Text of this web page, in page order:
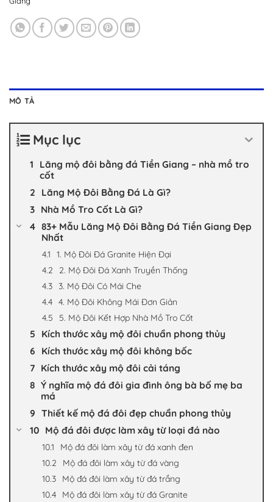
MÔ TẢ
Mục lục
Lăng mộ đôi bằng đá Tiền Giang – nhà mồ tro
cốt
Lăng Mộ Đôi Bằng Đá Là Gì?
Nhà Mồ Tro Cốt Là Gì?
83+ Mẫu Lăng Mộ Đôi Bằng Đá Tiền Giang Đẹp
Nhất
1. Mộ Đôi Đá Granite Hiện Đại
2. Mộ Đôi Đá Xanh Truyền Thống
3. Mộ Đôi Có Mái Che
4. Mộ Đôi Không Mái Đơn Giản
5. Mộ Đôi Kết Hợp Nhà Mồ Tro Cốt
Kích thước xây mộ đôi chuẩn phong thủy
Kích thước xây mộ đôi không bốc
Kích thước xây mộ đôi cải táng
Ý nghĩa mộ đá đôi gia đình ông bà bố mẹ ba
má
Thiết kế mộ đá đôi đẹp chuẩn phong thủy
Mộ đá đôi được làm xây từ loại đá nào
Mộ đá đôi làm xây từ đá xanh đen
Mộ đá đôi làm xây từ đá vàng
Mộ đá đôi làm xây từ đá trắng
Mộ đá đôi làm xây từ đá Granite